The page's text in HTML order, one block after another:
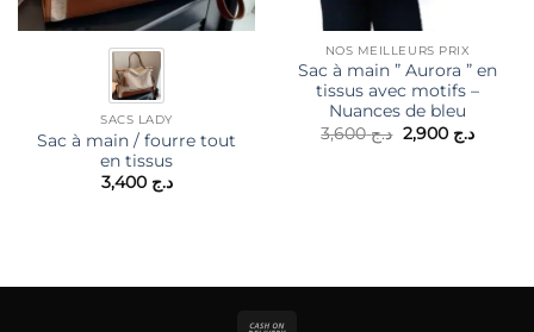
SACS LADY
Sac à main / fourre tout
en tissus
د.ج 3,400
NOS MEILLEURS PRIX
Sac à main ” Aurora ” en
tissus avec motifs –
Nuances de bleu
د.ج3,600
Le
prix
د.ج 2,900
Le